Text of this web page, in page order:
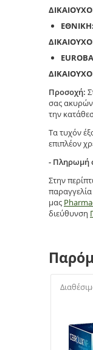
ΕΘΝΙΚΗ:
Προσοχή:
σας
την
Τα τυχόν
επιπλέον
- Πληρωμή
Στην
μας
διεύθυνση